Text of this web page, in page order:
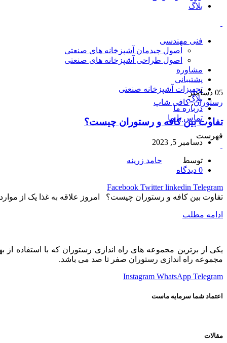
بلاگ
فنی مهندسی
اصول چیدمان آشپزخانه های صنعتی
اصول طراحی آشپزخانه های صنعتی
مشاوره
پشتیبانی
تجهیزات آشپزخانه صنعتی
بلاگ
درباره ما
تماس با ما
فهرست
05 دسامبر
رستوران,کافی شاپ
تفاوت بین کافه و رستوران چیست؟
دسامبر 5, 2023
توسط
حامد زرینه
0 دیدگاه
Facebook Twitter linkedin Telegram
تفاوت بین کافه و رستوران چیست؟ امروز علاقه به غذا یک از
ادامه مطلب
یکی از برترین مجموعه های راه اندازی رستوران که با استفاده
مجموعه راه اندازی رستوران صفر تا صد می باشد.
Instagram WhatsApp Telegram
اعتماد شما سرمایه ماست
مقالات